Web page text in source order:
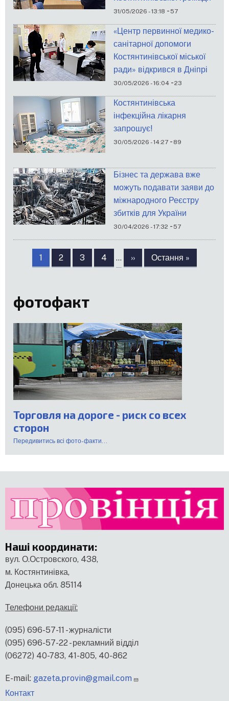
31/05/2026 - 13:18 -57
«Центр первинної медико-
санітарної допомоги
Костянтинівської міської
ради» відкрився в Дніпрі
30/05/2026 - 16:04 -23
Костянтинівська
інфекційна лікарня
запрошує!
30/05/2026 - 14:27 - 89
Бізнес та держава вже
можуть подавати заяви до
міжнародного Реєстру
збитків для України
30/04/2026 - 17:32 -57
Розбивка
сторінки
Сторінка
1 Сторінка
2 Сторінка
3 Сторінка
4 …
Наступна
сторінка
››
Остання
сторінка
Остання »
фотофакт
Торговля на дороге - риск со всех
сторон
Передивитись всі фото-факти...
Наші координати:
вул. О.Островского, 438,
м. Костянтинівка,
Донецька обл. 85114
Телефони редакції:
(095) 696-57-11 - журналісти
(095) 696-57-22 - рекламний відділ
(06272) 40-783, 41-805, 40-862
E-mail: gazeta.provin@gmail.com
меню
Контакт